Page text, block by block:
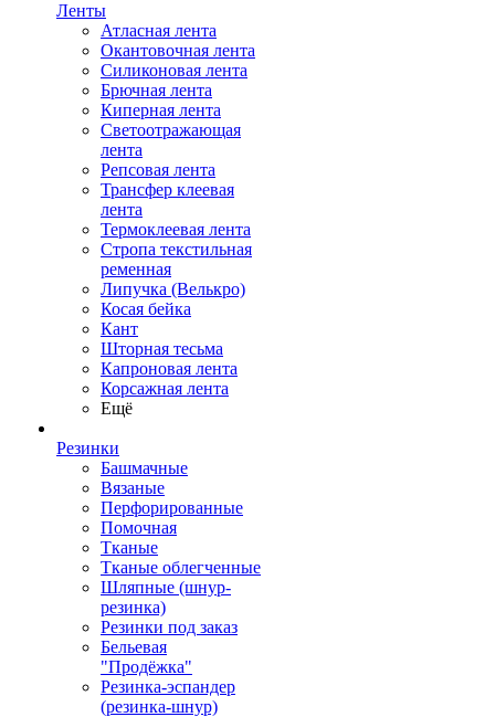
Ленты
Атласная лента
Окантовочная лента
Силиконовая лента
Брючная лента
Киперная лента
Светоотражающая
лента
Репсовая лента
Трансфер клеевая
лента
Термоклеевая лента
Стропа текстильная
ременная
Липучка (Велькро)
Косая бейка
Кант
Шторная тесьма
Капроновая лента
Корсажная лента
Ещё
Резинки
Башмачные
Вязаные
Перфорированные
Помочная
Тканые
Тканые облегченные
Шляпные (шнур-
резинка)
Резинки под заказ
Бельевая
"Продёжка"
Резинка-эспандер
(резинка-шнур)